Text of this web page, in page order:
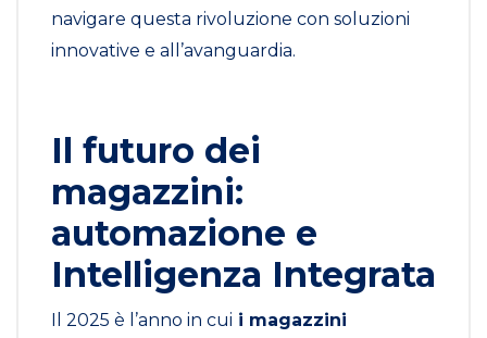
navigare questa rivoluzione con soluzioni
innovative e all’avanguardia.
Il futuro dei
magazzini:
automazione e
Intelligenza Integrata
Il 2025 è l’anno in cui i magazzini